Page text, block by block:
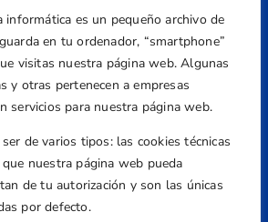
informática es un pequeño archivo de
en tu ordenador, “smartphone”
visitas nuestra página web. Algunas
y otras pertenecen a empresas
servicios para nuestra página web.
de varios tipos: las cookies técnicas
nuestra página web pueda
de tu autorización y son las únicas
por defecto.
Dirección
Carrer d'Isaac Peral i
5, Despachos 2 y 3, 46980,
Valencia
961 367 799
Email